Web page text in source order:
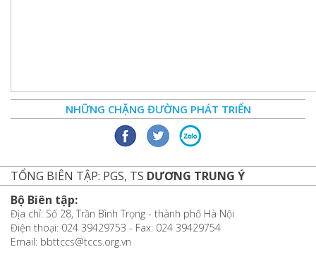
NHỮNG CHẶNG ĐƯỜNG PHÁT TRIỂN
TỔNG BIÊN TẬP: PGS, TS DƯƠNG TRUNG Ý
Bộ Biên tập:
Địa chỉ: Số 28, Trần Bình Trọng - thành phố Hà Nội
Điện thoại: 024 39429753 - Fax: 024 39429754
Email: bbttccs@tccs.org.vn